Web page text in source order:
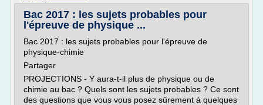
Bac 2017 : les sujets probables pour
l'épreuve de physique ...
Bac 2017 : les sujets probables pour l'épreuve de
physique-chimie
Partager
PROJECTIONS - Y aura-t-il plus de physique ou de
chimie au bac ? Quels sont les sujets probables ? Ce sont
des questions que vous vous posez sûrement à quelques